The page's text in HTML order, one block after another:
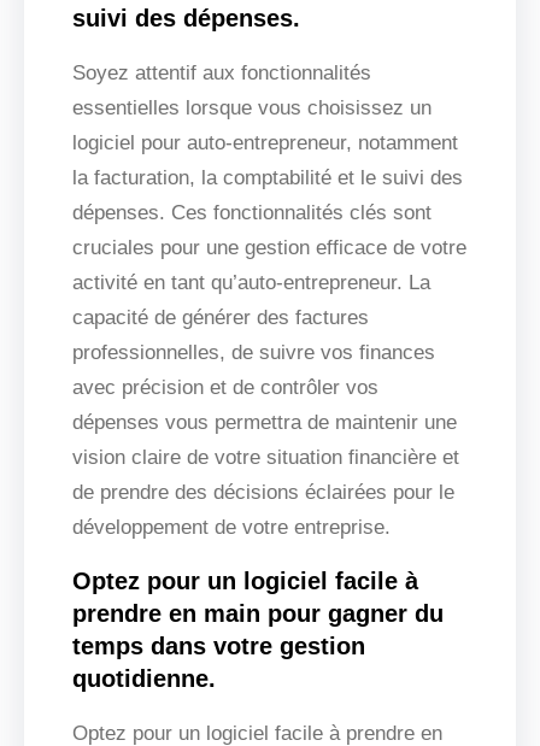
suivi des dépenses.
Soyez attentif aux fonctionnalités
essentielles lorsque vous choisissez un
logiciel pour auto-entrepreneur, notamment
la facturation, la comptabilité et le suivi des
dépenses. Ces fonctionnalités clés sont
cruciales pour une gestion efficace de votre
activité en tant qu’auto-entrepreneur. La
capacité de générer des factures
professionnelles, de suivre vos finances
avec précision et de contrôler vos
dépenses vous permettra de maintenir une
vision claire de votre situation financière et
de prendre des décisions éclairées pour le
développement de votre entreprise.
Optez pour un logiciel facile à
prendre en main pour gagner du
temps dans votre gestion
quotidienne.
Optez pour un logiciel facile à prendre en